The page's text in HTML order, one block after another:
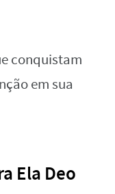
conquistam
em sua
Ela Deo